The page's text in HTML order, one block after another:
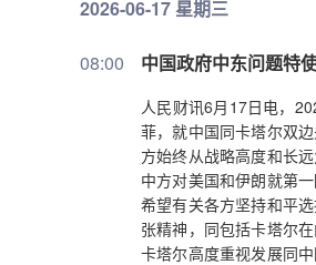
2026-06-17 星期三
08:00 中国政府中东问题特
人民财讯6月17日电，
菲，就中国同卡塔尔双
方始终从战略高度和长
中方对美国和伊朗就第
希望有关各方坚持和平
张精神，同包括卡塔尔
卡塔尔高度重视发展同